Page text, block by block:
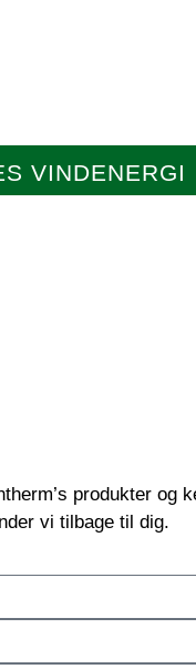
VINDENERGI
produkter og
vi tilbage til dig.